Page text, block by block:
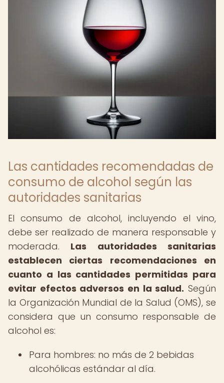
Las cantidades recomendadas de
consumo de alcohol según las
autoridades sanitarias
El consumo de alcohol, incluyendo el vino,
debe ser realizado de manera responsable y
moderada. Las autoridades sanitarias
establecen ciertas recomendaciones en
cuanto a las cantidades permitidas para
evitar efectos adversos en la salud. Según
la Organización Mundial de la Salud (OMS), se
considera que un consumo responsable de
alcohol es:
Para hombres: no más de 2 bebidas
alcohólicas estándar al día.